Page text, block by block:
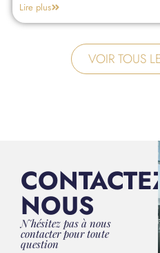
Lire plus
VOIR TOUS
NOUS
N'hésitez pas à nous
contacter pour toute
question